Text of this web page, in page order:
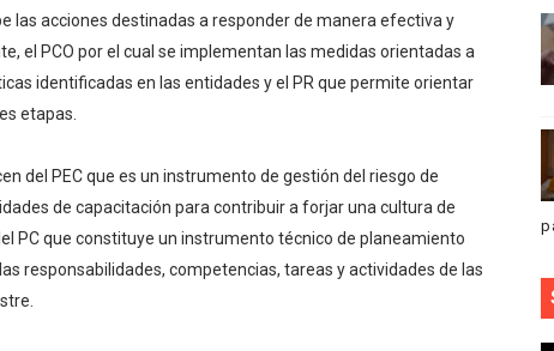
las acciones destinadas a responder de manera efectiva y
el PCO por el cual se implementan las medidas orientadas a
identificadas en las entidades y el PR que permite orientar
etapas.
del PEC que es un instrumento de gestión del riesgo de
de capacitación para contribuir a forjar una cultura de
PC que constituye un instrumento técnico de planeamiento
responsabilidades, competencias, tareas y actividades de las